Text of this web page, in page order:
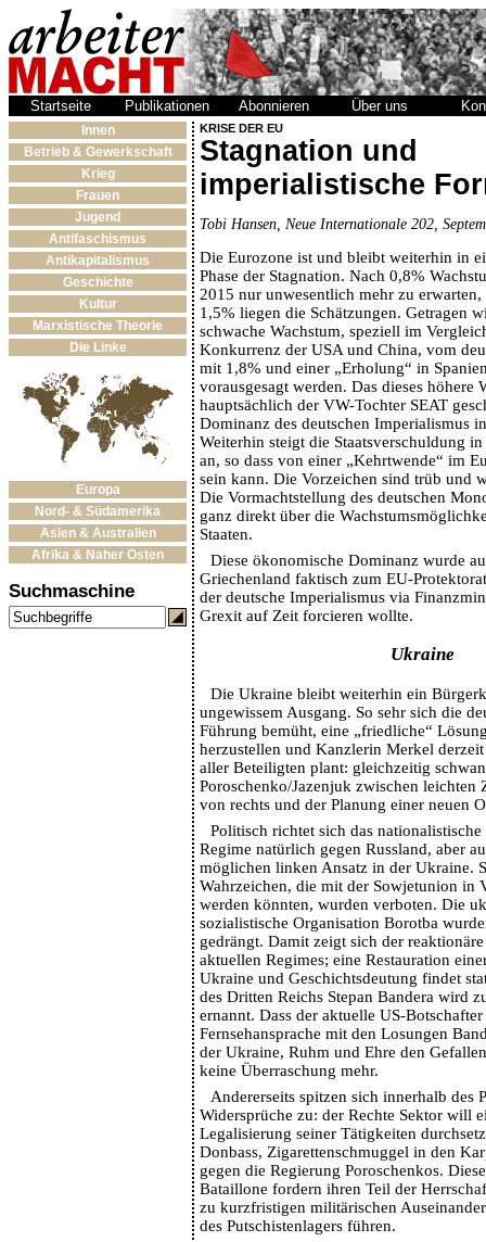
Startseite Publikationen Abonnieren Über uns
Innen
Betrieb & Gewerkschaft
Krieg
Frauen
Jugend
Antifaschismus
Antikapitalismus
Geschichte
Kultur
Marxistische Theorie
Die Linke
Europa
Nord- & Südamerika
Asien & Australien
Afrika & Naher Osten
Suchmaschine
KRISE DER EU
Stagnation und
imperialistische
Tobi Hansen, Neue Internationale 202,
Die Eurozone ist und bleibt weiterhin in
Phase der Stagnation. Nach 0,8%
2015 nur unwesentlich mehr zu
1,5% liegen die Schätzungen. Getragen
schwache Wachstum, speziell im
Konkurrenz der USA und China, vom
mit 1,8% und einer „Erholung“ in
vorausgesagt werden. Das dieses höhere
hauptsächlich der VW-Tochter SEAT
Dominanz des deutschen Imperialismus
Weiterhin steigt die Staatsverschuldung
an, so dass von einer „Kehrtwende“ im
sein kann. Die Vorzeichen sind trüb und
Die Vormachtstellung des deutschen
ganz direkt über die
Staaten.
Diese ökonomische Dominanz wurde
Griechenland faktisch zum EU-
der deutsche Imperialismus via
Grexit auf Zeit forcieren wollte.
Ukraine
Die Ukraine bleibt weiterhin ein
ungewissem Ausgang. So sehr sich die
Führung bemüht, eine „friedliche“
herzustellen und Kanzlerin Merkel
aller Beteiligten plant: gleichzeitig
Poroschenko/Jazenjuk zwischen leichten
von rechts und der Planung einer neuen
Politisch richtet sich das
Regime natürlich gegen Russland, aber
möglichen linken Ansatz in der Ukraine.
Wahrzeichen, die mit der Sowjetunion in
werden könnten, wurden verboten. Die
sozialistische Organisation Borotba
gedrängt. Damit zeigt sich der
aktuellen Regimes; eine Restauration
Ukraine und Geschichtsdeutung findet
des Dritten Reichs Stepan Bandera wird
ernannt. Dass der aktuelle US-
Fernsehansprache mit den Losungen
der Ukraine, Ruhm und Ehre den
keine Überraschung mehr.
Andererseits spitzen sich innerhalb des
Widersprüche zu: der Rechte Sektor will
Legalisierung seiner Tätigkeiten
Donbass, Zigarettenschmuggel in den
gegen die Regierung Poroschenkos.
Bataillone fordern ihren Teil der
zu kurzfristigen militärischen
des Putschistenlagers führen.